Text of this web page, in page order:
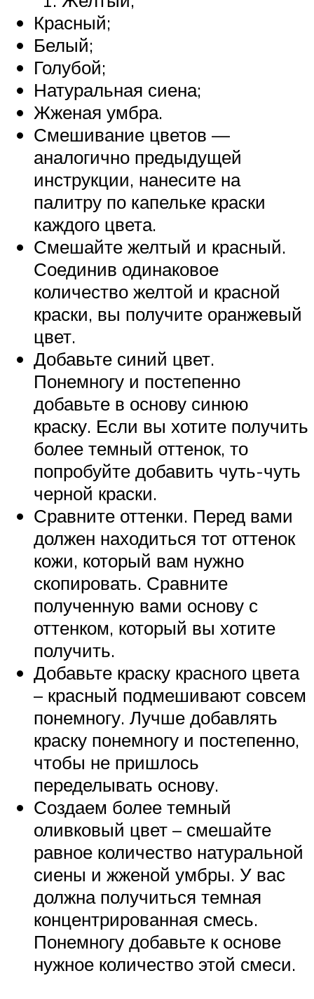
Красный;
Белый;
Голубой;
Натуральная сиена;
Жженая умбра.
Смешивание цветов —
аналогично предыдущей
инструкции, нанесите на
палитру по капельке краски
каждого цвета.
Смешайте желтый и красный.
Соединив одинаковое
количество желтой и красной
краски, вы получите оранжевый
цвет.
Добавьте синий цвет.
Понемногу и постепенно
добавьте в основу синюю
краску. Если вы хотите получить
более темный оттенок, то
попробуйте добавить чуть-чуть
черной краски.
Сравните оттенки. Перед вами
должен находиться тот оттенок
кожи, который вам нужно
скопировать. Сравните
полученную вами основу с
оттенком, который вы хотите
получить.
Добавьте краску красного цвета
– красный подмешивают совсем
понемногу. Лучше добавлять
краску понемногу и постепенно,
чтобы не пришлось
переделывать основу.
Создаем более темный
оливковый цвет – смешайте
равное количество натуральной
сиены и жженой умбры. У вас
должна получиться темная
концентрированная смесь.
Понемногу добавьте к основе
нужное количество этой смеси.